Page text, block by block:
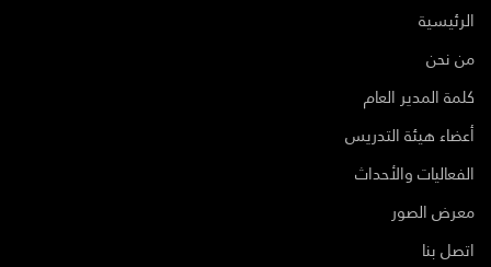
الرئيسية
من نحن
كلمة المدير العام
أعضاء هيئة التدريس
الفعاليات والأحداث
معرض الصور
اتصل بنا